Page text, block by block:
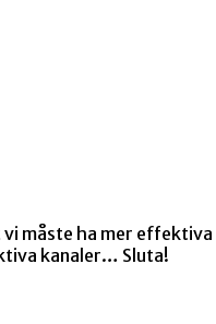
måste ha mer effektiva
kanaler… Sluta!